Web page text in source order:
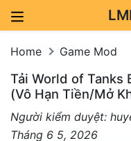
Home Game Mod
Tải World of Tanks
(Vô Hạn Tiền/Mở
Người kiểm duyệt:
Tháng 6 5, 2026